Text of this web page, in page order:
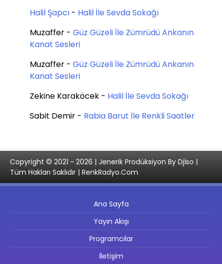
Halil Şapcı - Halil İle Sevda Sokağı
Muzaffer - Güz Güzeli İle Zümrüdü Ankanın
Kanat Sesleri
Muzaffer - Güz Güzeli İle Zümrüdü Ankanın
Kanat Sesleri
Zekine Karaköcek - Halil İle Sevda Sokağı
Sabit Demir - Rabia Barut İle Renkli Saatler
Copyright © 2021 ~ 2026 | Jenerik Prodüksiyon By Djİso |
Tüm Hakları Saklıdır | RenkRadyo.Com
Ana Sayfa
Yayın Akışı
Programcılar
İletişim